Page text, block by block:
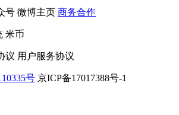
号 微博主页 商务合作
米币
议 用户服务协议
号 京ICP备17017388号-1